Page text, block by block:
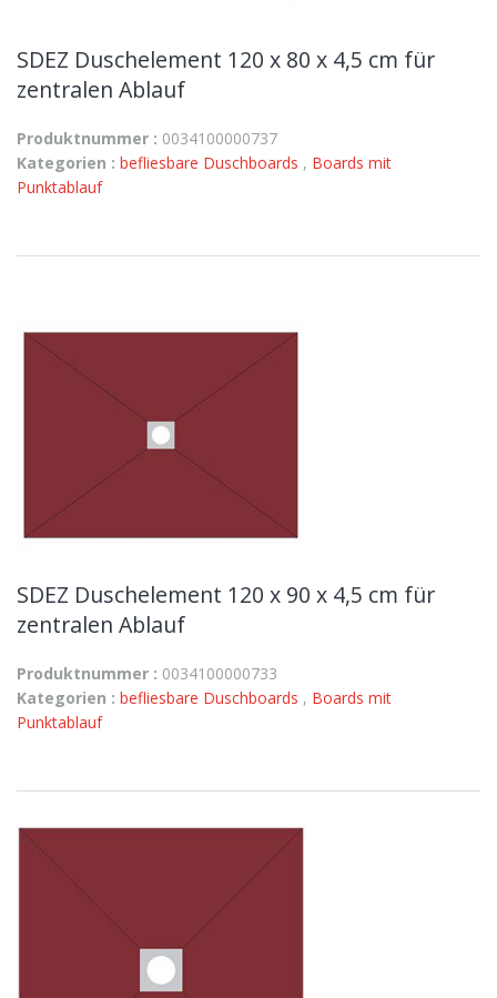
SDEZ Duschelement 120 x 80 x 4,5 cm für
zentralen Ablauf
Produktnummer : 0034100000737
Kategorien : befliesbare Duschboards , Boards mit
Punktablauf
SDEZ Duschelement 120 x 90 x 4,5 cm für
zentralen Ablauf
Produktnummer : 0034100000733
Kategorien : befliesbare Duschboards , Boards mit
Punktablauf